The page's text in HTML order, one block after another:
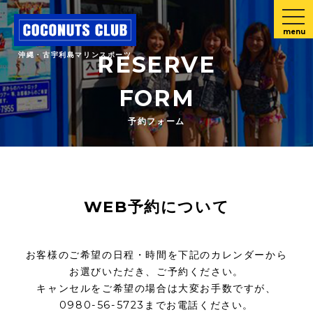
沖縄・古宇利島マリンスポーツ
menu
RESERVE
FORM
予約フォーム
WEB予約について
お客様のご希望の日程・時間を下記のカレンダーから
お選びいただき、ご予約ください。
キャンセルをご希望の場合は大変お手数ですが、
0980-56-5723までお電話ください。